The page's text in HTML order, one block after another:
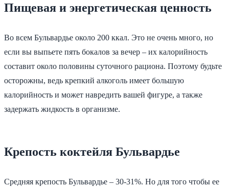
Пищевая и энергетическая ценность
Во всем Бульвардье около 200 ккал. Это не очень много, но
если вы выпьете пять бокалов за вечер – их калорийность
составит около половины суточного рациона. Поэтому будьте
осторожны, ведь крепкий алкоголь имеет большую
калорийность и может навредить вашей фигуре, а также
задержать жидкость в организме.
Крепость коктейля Бульвардье
Средняя крепость Бульвардье – 30-31%. Но для того чтобы ее